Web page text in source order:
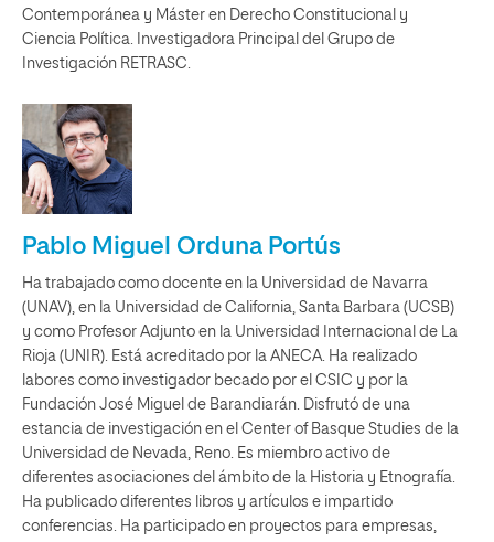
Contemporánea y Máster en Derecho Constitucional y
Ciencia Política. Investigadora Principal del Grupo de
Investigación RETRASC.
Pablo Miguel Orduna Portús
Ha trabajado como docente en la Universidad de Navarra
(UNAV), en la Universidad de California, Santa Barbara (UCSB)
y como Profesor Adjunto en la Universidad Internacional de La
Rioja (UNIR). Está acreditado por la ANECA. Ha realizado
labores como investigador becado por el CSIC y por la
Fundación José Miguel de Barandiarán. Disfrutó de una
estancia de investigación en el Center of Basque Studies de la
Universidad de Nevada, Reno. Es miembro activo de
diferentes asociaciones del ámbito de la Historia y Etnografía.
Ha publicado diferentes libros y artículos e impartido
conferencias. Ha participado en proyectos para empresas,